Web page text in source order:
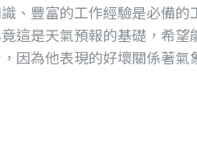
豐富的工作經驗是必備的
這是天氣預報的基礎，希望
因為他表現的好壞關係著氣